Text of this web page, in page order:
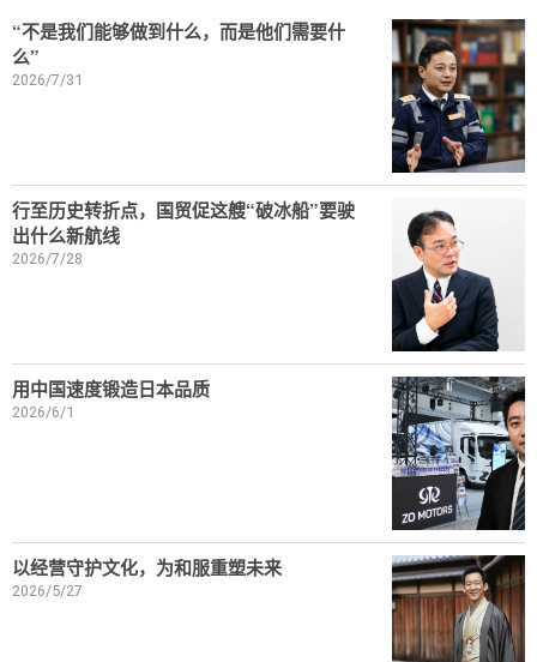
“不是我们能够做到什么，而是他们需要什
么”
2026/7/31
行至历史转折点，国贸促这艘“破冰船”要驶
出什么新航线
2026/7/28
用中国速度锻造日本品质
2026/6/1
以经营守护文化，为和服重塑未来
2026/5/27